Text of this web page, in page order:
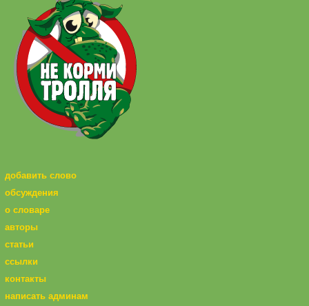
добавить слово
обсуждения
о словаре
авторы
статьи
ссылки
контакты
написать админам